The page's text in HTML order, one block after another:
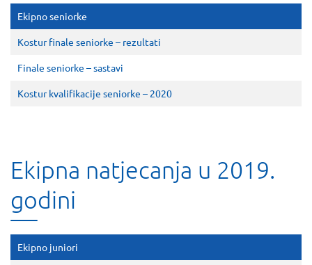
Ekipno seniorke
Kostur finale seniorke – rezultati
Finale seniorke – sastavi
Kostur kvalifikacije seniorke – 2020
Ekipna natjecanja u 2019.
godini
Ekipno juniori